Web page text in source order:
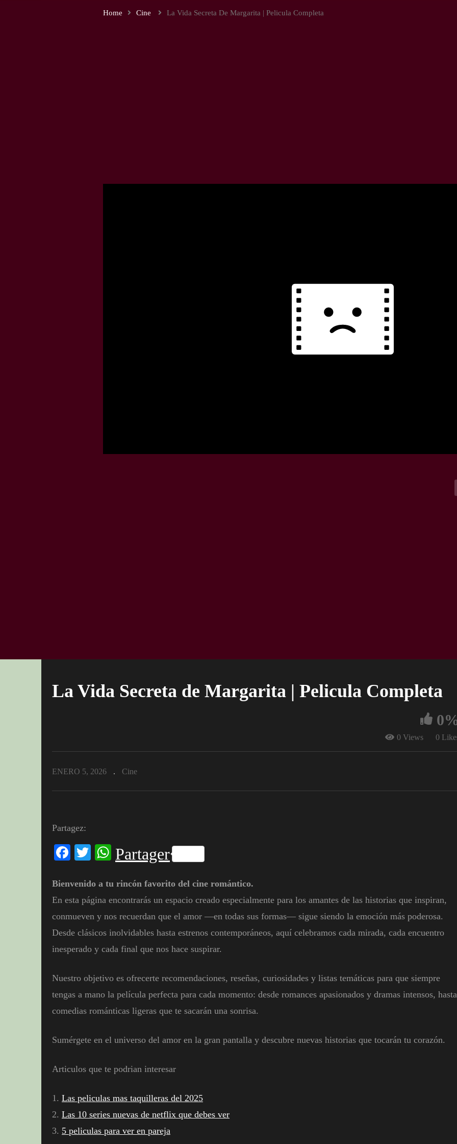
Home Cine La Vida Secreta De Margarita | Pelicula Completa
La Vida Secreta de Margarita | Pelicula Completa
0 Views 0
ENERO 5, 2026 Cine
Partagez:
Facebook
Twitter
WhatsApp
Partager
Bienvenido a tu rincón favorito del cine romántico.
En esta página encontrarás un espacio creado especialmente para los amantes de las historias que inspiran,
conmueven y nos recuerdan que el amor —en todas sus formas— sigue siendo la emoción más poderosa.
Desde clásicos inolvidables hasta estrenos contemporáneos, aquí celebramos cada mirada, cada encuentro
inesperado y cada final que nos hace suspirar.
Nuestro objetivo es ofrecerte recomendaciones, reseñas, curiosidades y listas temáticas para que siempre
tengas a mano la película perfecta para cada momento: desde romances apasionados y dramas intensos, hasta
comedias románticas ligeras que te sacarán una sonrisa.
Sumérgete en el universo del amor en la gran pantalla y descubre nuevas historias que tocarán tu corazón.
Articulos que te podrian interesar
1. Las peliculas mas taquilleras del 2025
2. Las 10 series nuevas de netflix que debes ver
3. 5 peliculas para ver en pareja